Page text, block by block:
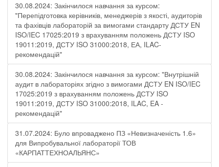
30.08.2024: Закінчилося навчання за курсом:
"Перепідготовка керівників, менеджерів з якості, аудиторів
та фахівців лабораторій за вимогами стандарту ДСТУ EN
ISO/IEC 17025:2019 з врахуванням положень ДСТУ ISO
19011:2019, ДСТУ ISO 31000:2018, ЕА, ILAC-
рекомендацій"
30.08.2024: Закінчилося навчання за курсом: "Внутрішній
аудит в лабораторіях згідно з вимогами ДСТУ EN ISO/IEC
17025:2019 з врахуванням положень ДСТУ ISO
19011:2019, ДСТУ ISO 31000:2018, ILAC, EA -
рекомендацій"
31.07.2024: Було впроваджено ПЗ «Невизначеність 1.6»
для Випробувальної лабораторії ТОВ
«КАРПАТТЕХНОАЛЬЯНС»